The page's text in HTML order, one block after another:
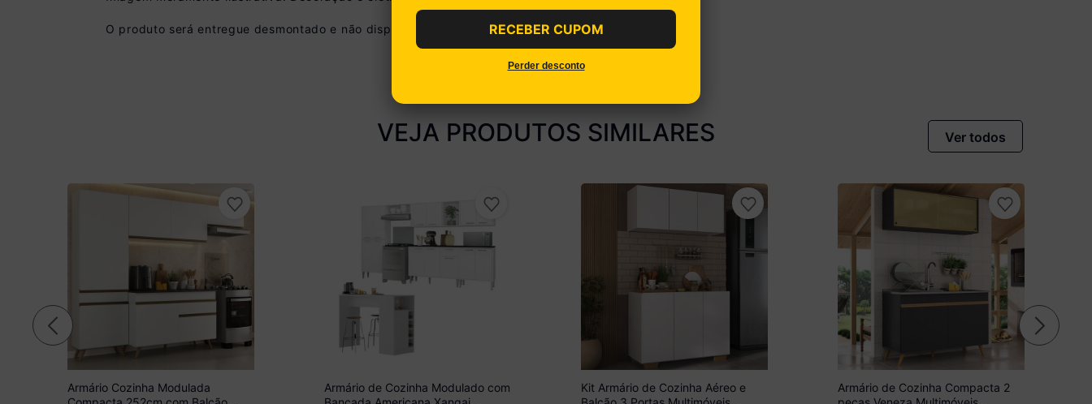
O produto será entregue desmontado e não disponibilizamos o serviço de montagem.
VEJA PRODUTOS SIMILARES Ver todos
Armário Cozinha Modulada
Armário de Cozinha Modulado com
Kit Armário de Cozinha Aéreo e
Armário de Cozinha Compacta 2
RECEBER CUPOM
Perder desconto